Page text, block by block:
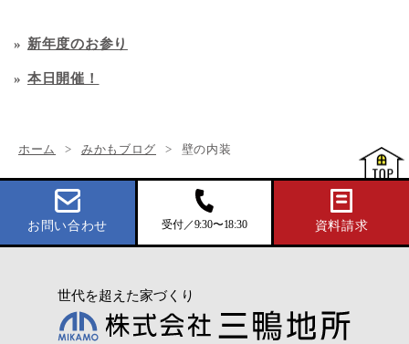
新年度のお参り
本日開催！
ホーム みかもブログ 壁の内装
お問い合わせ 受付／9:30〜18:30 資料請求